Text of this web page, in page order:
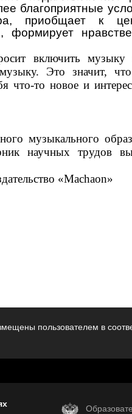
благоприятные
приобщает к
формирует
включить
Это значит,
что-то новое и
музыкального
научных трудов
«Machaon»
пользователем в